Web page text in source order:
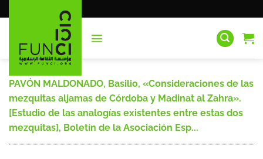
al
PAVÓN MALDONADO, Basilio, «Consideraciones de las
mezquitas aljamas de Córdoba y Madinat al Zahra».
[Estudio de las analogías existentes entre estas dos
mezquitas], Boletín de la Asociación Esp...